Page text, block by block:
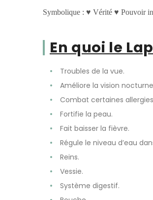
Symbolique : ♥ Vérité ♥ Pouvoir
En quoi le
Troubles de la vue.
Améliore la vision
Combat certaines
Fortifie la peau.
Fait baisser la fièvre.
Régule le niveau d’eau
Reins.
Vessie.
Système digestif.